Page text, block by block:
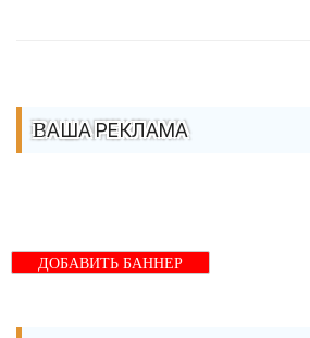
ВАША РЕКЛАМА
ДОБАВИТЬ БАННЕР